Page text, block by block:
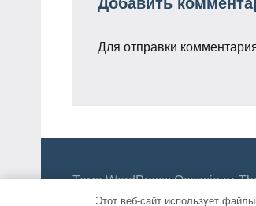
Для отправки
Тема WordPress: Occasio от
Этот веб-сайт использует